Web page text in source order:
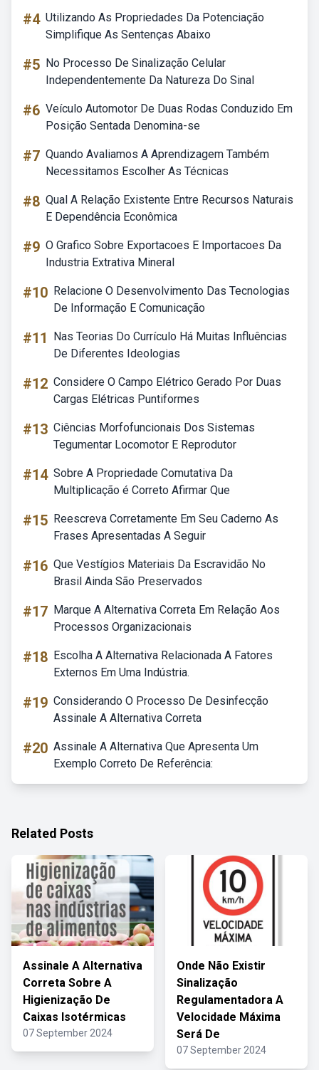
#4 Utilizando As Propriedades Da Potenciação
Simplifique As Sentenças Abaixo
#5 No Processo De Sinalização Celular
Independentemente Da Natureza Do Sinal
#6 Veículo Automotor De Duas Rodas Conduzido Em
Posição Sentada Denomina-se
#7 Quando Avaliamos A Aprendizagem Também
Necessitamos Escolher As Técnicas
#8 Qual A Relação Existente Entre Recursos Naturais
E Dependência Econômica
#9 O Grafico Sobre Exportacoes E Importacoes Da
Industria Extrativa Mineral
#10 Relacione O Desenvolvimento Das Tecnologias
De Informação E Comunicação
#11
Nas Teorias Do Currículo Há Muitas Influências
De Diferentes Ideologias
#12 Considere O Campo Elétrico Gerado Por Duas
Cargas Elétricas Puntiformes
#13 Ciências Morfofuncionais Dos Sistemas
Tegumentar Locomotor E Reprodutor
#14 Sobre A Propriedade Comutativa Da
Multiplicação é Correto Afirmar Que
#15 Reescreva Corretamente Em Seu Caderno As
Frases Apresentadas A Seguir
#16 Que Vestígios Materiais Da Escravidão No
Brasil Ainda São Preservados
#17 Marque A Alternativa Correta Em Relação Aos
Processos Organizacionais
#18 Escolha A Alternativa Relacionada A Fatores
Externos Em Uma Indústria.
#19 Considerando O Processo De Desinfecção
Assinale A Alternativa Correta
#20 Assinale A Alternativa Que Apresenta Um
Exemplo Correto De Referência:
Related Posts
Assinale A Alternativa
Correta Sobre A
Higienização De
Caixas Isotérmicas
07 September 2024
Onde Não Existir
Sinalização
Regulamentadora A
Velocidade Máxima
Será De
07 September 2024